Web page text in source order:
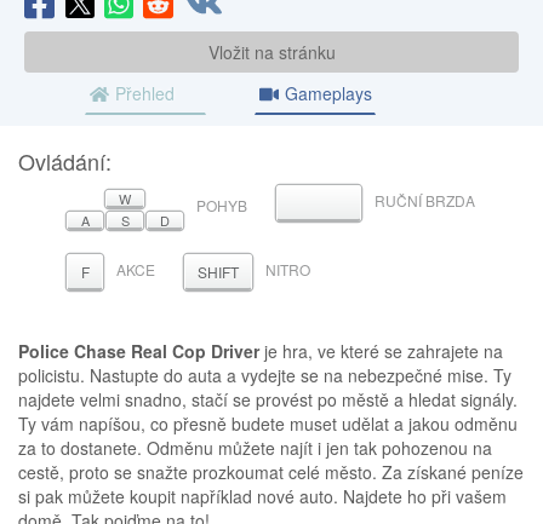
Vložit na stránku
Přehled
Gameplays
Ovládání:
W
A
S D
POHYB MEZERNÍKRUČNÍ BRZDA
F AKCE SHIFT NITRO
Police Chase Real Cop Driverje hra, ve které se zahrajete na
policistu. Nastupte do auta a vydejte se na nebezpečné mise. Ty
najdete velmi snadno, stačí se provést po městě a hledat signály.
Ty vám napíšou, co přesně budete muset udělat a jakou odměnu
za to dostanete. Odměnu můžete najít i jen tak pohozenou na
cestě, proto se snažte prozkoumat celé město. Za získané peníze
si pak můžete koupit například nové auto. Najdete ho při vašem